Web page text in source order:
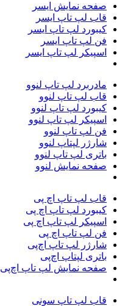
صفحه نمایش ایسر
قاب لپ تاپ ایسر
کیبورد لپ تاپ ایسر
فن لپ تاپ ایسر
اسپیکر لپ تاپ ایسر
مادربرد لپ تاپ لنوو
قاب لپ تاپ لنوو
کیبورد لپ تاپ لنوو
اسپیکر لپ تاپ لنوو
فن لپ تاپ لنوو
شارژر لپتاپ لنوو
باتری لپ تاپ لنوو
صفحه نمایش لنوو
قاب لپ تاپ اچ پی
کیبورد لپ تاپ اچ پی
اسپیکر لپ تاپ اچ پی
فن لپ تاپ اچ پی
شارژر لپ تاپ اچ‌پی
باتری لپتاپ اچ‌پی
صفحه نمایش لپ تاپ اچ‌پی
قاب لپ تاپ سونی